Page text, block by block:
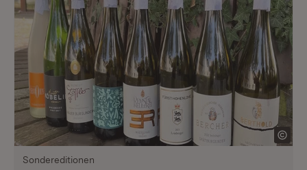
Sondereditionen